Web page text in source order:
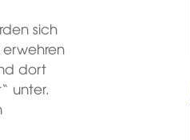
sich
dort
unter.